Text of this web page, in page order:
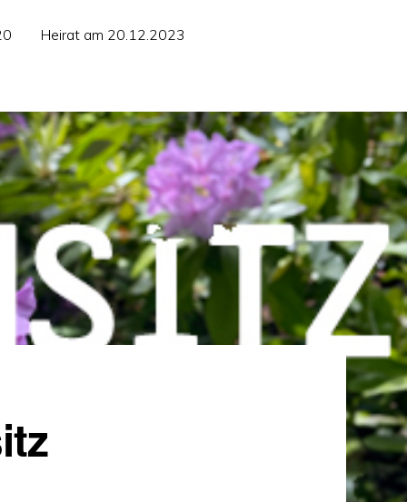
Heirat am 20.12.2023